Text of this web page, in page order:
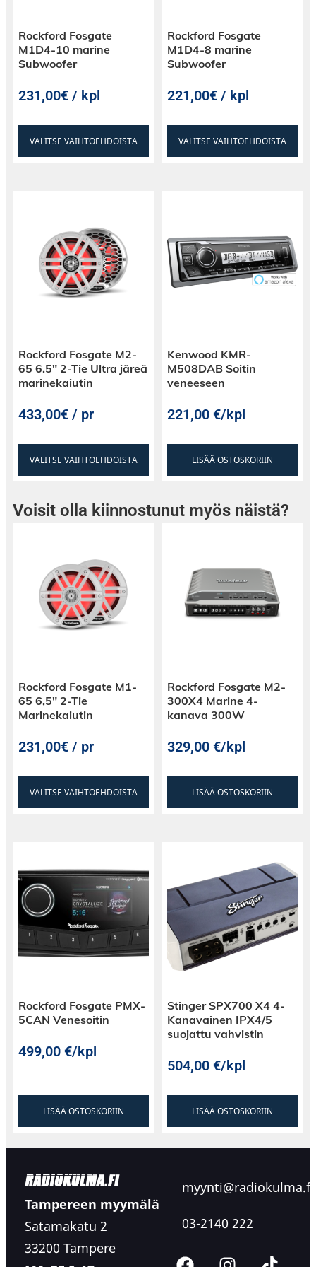
Rockford Fosgate
M1D4-10 marine
Subwoofer
231,00€ / kpl
VALITSE VAIHTOEHDOISTA
Rockford Fosgate
M1D4-8 marine
Subwoofer
221,00€ / kpl
VALITSE VAIHTOEHDOISTA
Rockford Fosgate M2-
65 6.5″ 2-Tie Ultra järeä
marinekaiutin
433,00€ / pr
VALITSE VAIHTOEHDOISTA
Kenwood KMR-
M508DAB Soitin
veneeseen
221,00€/kpl
LISÄÄ OSTOSKORIIN
Voisit olla kiinnostunut myös näistä?
Rockford Fosgate M1-
65 6,5″ 2-Tie
Marinekaiutin
231,00€ / pr
VALITSE VAIHTOEHDOISTA
Rockford Fosgate M2-
300X4 Marine 4-
kanava 300W
329,00€/kpl
LISÄÄ OSTOSKORIIN
Rockford Fosgate PMX-
5CAN Venesoitin
499,00€/kpl
LISÄÄ OSTOSKORIIN
Stinger SPX700 X4 4-
Kanavainen IPX4/5
suojattu vahvistin
504,00€/kpl
LISÄÄ OSTOSKORIIN
Tampereen myymälä
Satamakatu 2
33200 Tampere
myynti@radiokulma.fi
03-2140 222